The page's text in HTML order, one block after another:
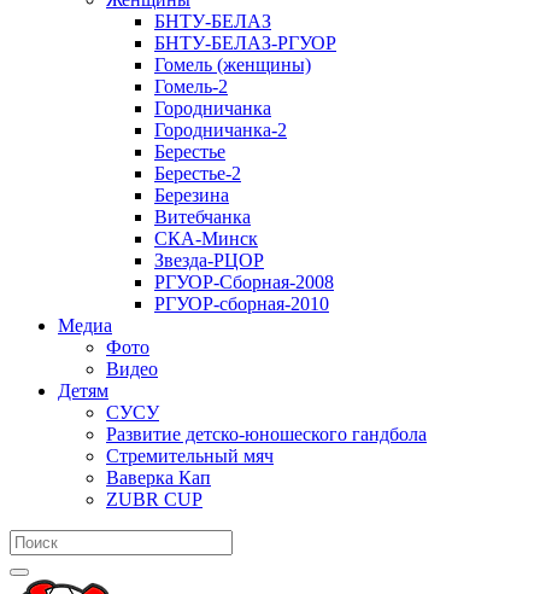
БНТУ-БЕЛАЗ
БНТУ-БЕЛАЗ-РГУОР
Гомель (женщины)
Гомель-2
Городничанка
Городничанка-2
Берестье
Берестье-2
Березина
Витебчанка
СКА-Минск
Звезда-РЦОР
РГУОР-Сборная-2008
РГУОР-сборная-2010
Медиа
Фото
Видео
Детям
СУСУ
Развитие детско-юношеского гандбола
Стремительный мяч
Ваверка Кап
ZUBR CUP